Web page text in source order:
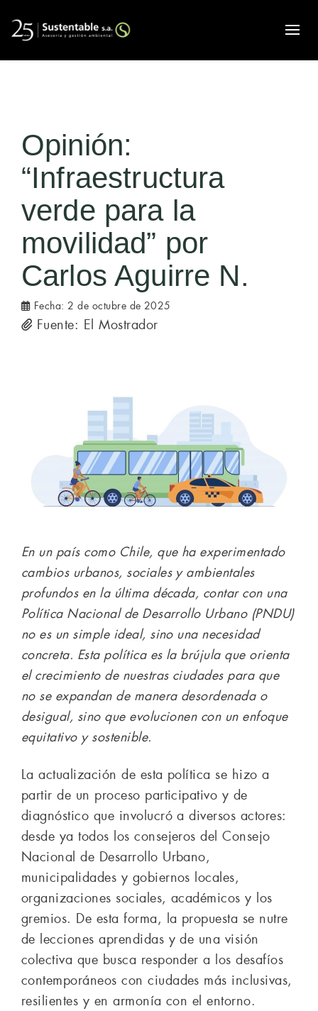
Opinión:
“Infraestructura
verde para la
movilidad” por
Carlos Aguirre N.
Fecha: 2 de octubre de 2025
Fuente: El Mostrador
En un país como Chile, que ha experimentado
cambios urbanos, sociales y ambientales
profundos en la última década, contar con una
Política Nacional de Desarrollo Urbano (PNDU)
no es un simple ideal, sino una necesidad
concreta. Esta política es la brújula que orienta
el crecimiento de nuestras ciudades para que
no se expandan de manera desordenada o
desigual, sino que evolucionen con un enfoque
equitativo y sostenible.
La actualización de esta política se hizo a
partir de un proceso participativo y de
diagnóstico que involucró a diversos actores:
desde ya todos los consejeros del Consejo
Nacional de Desarrollo Urbano,
municipalidades y gobiernos locales,
organizaciones sociales, académicos y los
gremios. De esta forma, la propuesta se nutre
de lecciones aprendidas y de una visión
colectiva que busca responder a los desafíos
contemporáneos con ciudades más inclusivas,
resilientes y en armonía con el entorno.